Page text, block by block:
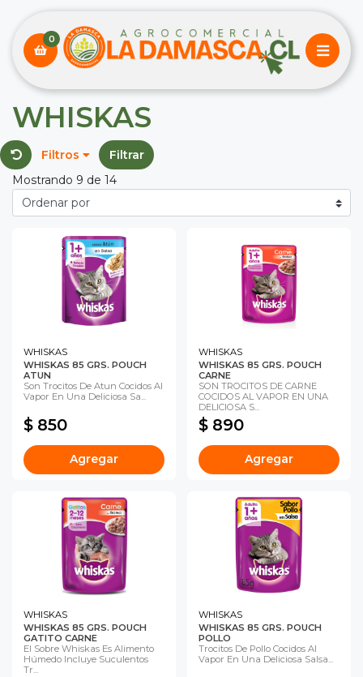
0
WHISKAS
Filtros
Filtrar
Mostrando 9 de 14
WHISKAS
WHISKAS 85 GRS. POUCH
ATUN
Son Trocitos De Atun Cocidos Al
Vapor En Una Deliciosa Sa...
$ 850
Agregar
WHISKAS
WHISKAS 85 GRS. POUCH
CARNE
SON TROCITOS DE CARNE
COCIDOS AL VAPOR EN UNA
DELICIOSA S...
$ 890
Agregar
WHISKAS
WHISKAS 85 GRS. POUCH
GATITO CARNE
El Sobre Whiskas Es Alimento
Húmedo Incluye Suculentos
Tr...
WHISKAS
WHISKAS 85 GRS. POUCH
POLLO
Trocitos De Pollo Cocidos Al
Vapor En Una Deliciosa Salsa...